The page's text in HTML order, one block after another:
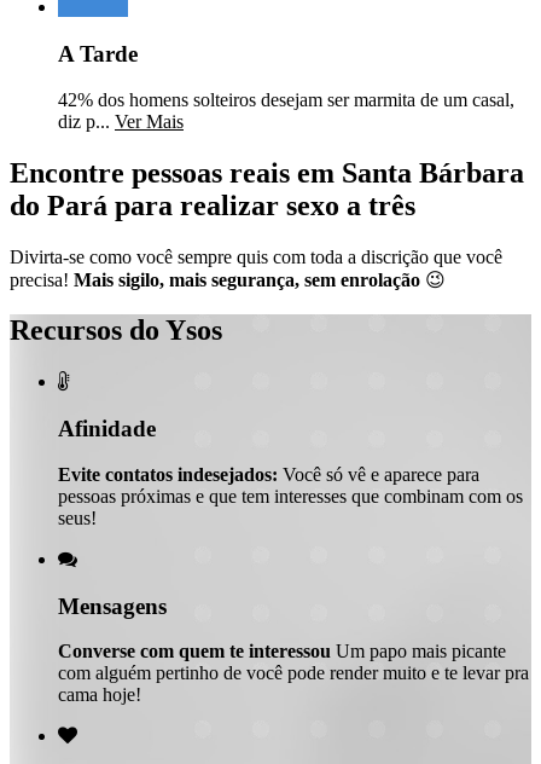
A Tarde
42% dos homens solteiros desejam ser marmita de um casal,
diz p... Ver Mais
Encontre pessoas reais em Santa Bárbara
do Pará para realizar sexo a três
Divirta-se como você sempre quis com toda a discrição que você
precisa! Mais sigilo, mais segurança, sem enrolação 😉
Recursos do Ysos

Afinidade
Evite contatos indesejados: Você só vê e aparece para
pessoas próximas e que tem interesses que combinam com os
seus!

Mensagens
Converse com quem te interessou Um papo mais picante
com alguém pertinho de você pode render muito e te levar pra
cama hoje!
